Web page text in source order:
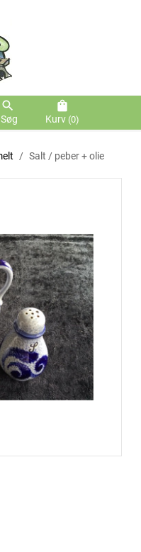
search
Søg
shopping_bag
Kurv (0)
Salt / peber + olie